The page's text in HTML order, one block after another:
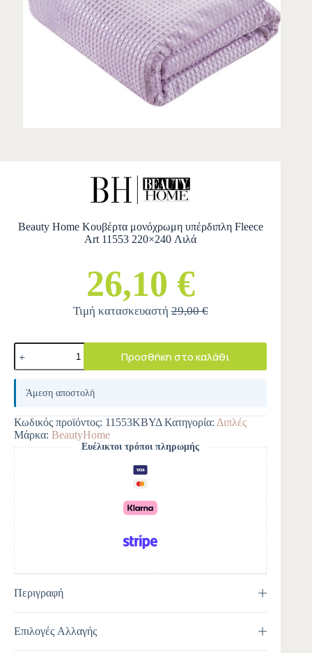
Beauty Home Κουβέρτα μονόχρωμη υπέρδιπλη Fleece
Art 11553 220×240 Λιλά
26,10 €
Τιμή κατασκευαστή29,00 €
Προσθήκη στο καλάθι
A
e
r
n
a
t
i
v
e
:
Άμεση αποστολή
Κωδικός προϊόντος: 11553ΚΒΥΔ Κατηγορία: Διπλές
Μάρκα: BeautyHome
Ευέλικτοι τρόποι πληρωμής
Περιγραφή
Επιλογές Αλλαγής